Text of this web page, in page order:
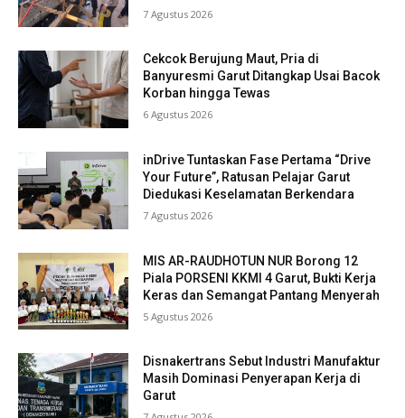
7 Agustus 2026
Cekcok Berujung Maut, Pria di
Banyuresmi Garut Ditangkap Usai Bacok
Korban hingga Tewas
6 Agustus 2026
inDrive Tuntaskan Fase Pertama “Drive
Your Future”, Ratusan Pelajar Garut
Diedukasi Keselamatan Berkendara
7 Agustus 2026
MIS AR-RAUDHOTUN NUR Borong 12
Piala PORSENI KKMI 4 Garut, Bukti Kerja
Keras dan Semangat Pantang Menyerah
5 Agustus 2026
Disnakertrans Sebut Industri Manufaktur
Masih Dominasi Penyerapan Kerja di
Garut